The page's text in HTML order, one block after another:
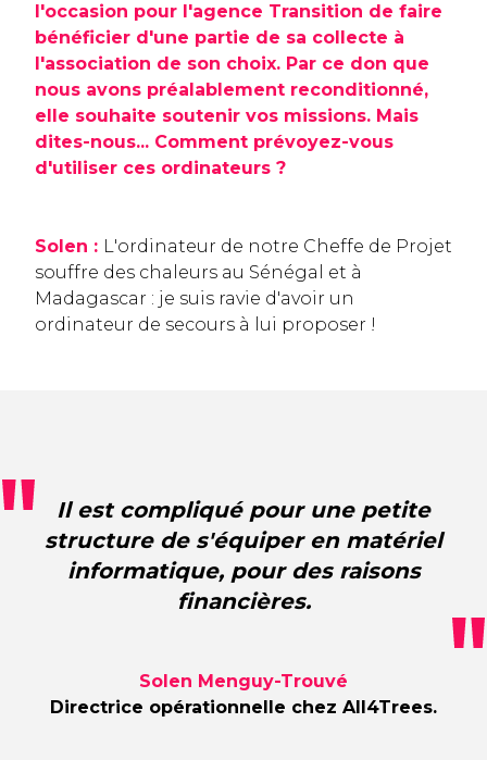
l'occasion pour l'agence Transition de faire
bénéficier d'une partie de sa collecte à
l'association de son choix. Par ce don que
nous avons préalablement reconditionné,
elle souhaite soutenir vos missions. Mais
dites-nous... Comment prévoyez-vous
d'utiliser ces ordinateurs ?
Solen : L'ordinateur de notre Cheffe de Projet
souffre des chaleurs au Sénégal et à
Madagascar : je suis ravie d'avoir un
ordinateur de secours à lui proposer !
Il est compliqué pour une petite
structure de s'équiper en matériel
informatique, pour des raisons
financières.
Solen Menguy-Trouvé
Directrice opérationnelle chez All4Trees.